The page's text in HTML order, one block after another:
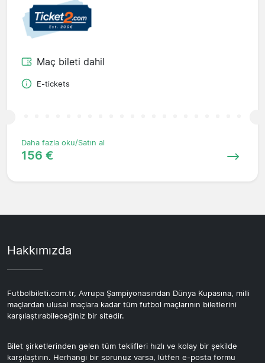
Maç bileti dahil
E-tickets
Daha fazla oku/Satın al
156 €
Hakkımızda
Futbolbileti.com.tr, Avrupa Şampiyonasından Dünya Kupasına, milli
maçlardan ulusal maçlara kadar tüm futbol maçlarının biletlerini
karşılaştırabileceğiniz bir sitedir.
Bilet şirketlerinden gelen tüm teklifleri hızlı ve kolay bir şekilde
karşılaştırın. Herhangi bir sorunuz varsa, lütfen e-posta formu